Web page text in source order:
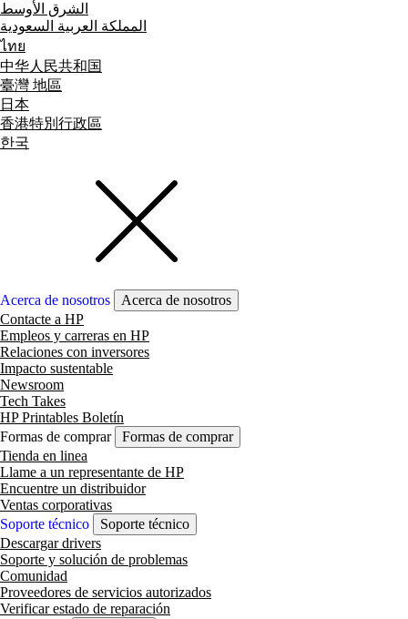
الشرق الأوسط
المملكة العربية السعودية
ไทย
中华人民共和国
臺灣 地區
日本
香港特別行政區
한국
Acerca de nosotros
Acerca de nosotros
Contacte a HP
Empleos y carreras en HP
Relaciones con inversores
Impacto sustentable
Newsroom
Tech Takes
HP Printables Boletín
Formas de comprar
Formas de comprar
Tienda en linea
Llame a un representante de HP
Encuentre un distribuidor
Ventas corporativas
Soporte técnico
Soporte técnico
Descargar drivers
Soporte y solución de problemas
Comunidad
Proveedores de servicios autorizados
Verificar estado de reparación